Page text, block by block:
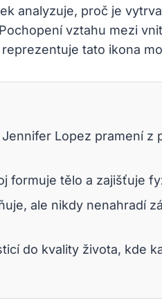
analyzuje, proč je
vztahu mezi
tato ikona
Lopez pramení
formuje tělo a zajišťuje
ale nikdy nenahradí
do kvality života, kde